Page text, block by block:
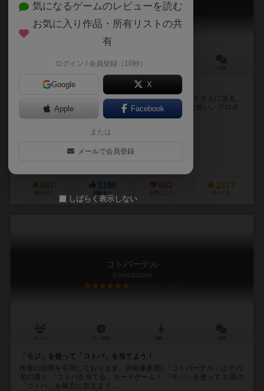
Instant Propose
15～30分
即興プロポーズで盛り上がれ!
1人に対して他の全員でプロポーズの言葉を考え、指輪とともに送る。
しかし、使える言葉は限られており考える時間も非常に短い。プロポ
ーズをまともに考えれない状況で、相手にグッとく...
487
興味あり
3198
経験あり お気に入り
2177
持ってる
コトバーテル
Kotobaateru
6.7
「モジ」を使って「コトバ」を当てよう！
作者の説明を引用しております。(※画像参照) 「コトバーテル」はその
名の通り 「コトバを当てる」カードゲーム！ 「モジ」を使って お題の
「コトバ」を味方に伝えよう...
気になるゲームのレビューを読む
お気に入り作品・所有リストの共
有
ログイン / 会員登録（10秒）
Google X
Apple Facebook
または
メールで会員登録
しばらく表示しない